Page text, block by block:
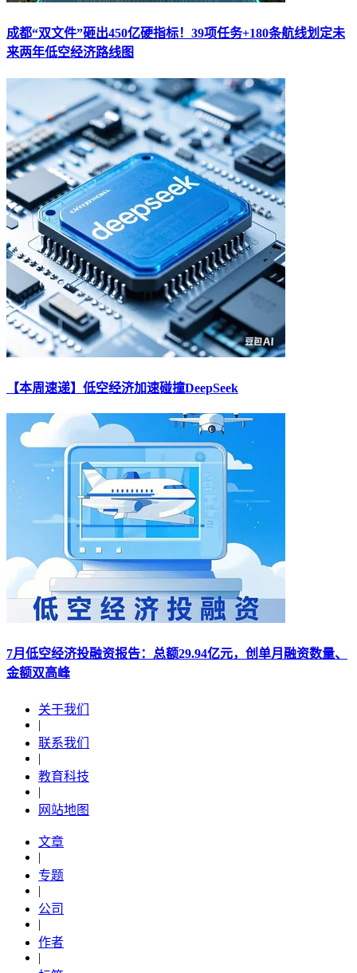
成都“双文件”砸出450亿硬指标！39项任务+180条航线划定未
来两年低空经济路线图
【本周速递】低空经济加速碰撞DeepSeek
7月低空经济投融资报告：总额29.94亿元，创单月融资数量、
金额双高峰
关于我们
|
联系我们
|
教育科技
|
网站地图
文章
|
专题
|
公司
|
作者
|